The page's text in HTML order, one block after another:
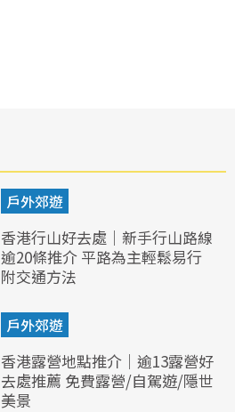
戶外郊遊
香港行山好去處｜新手行山路線
逾20條推介 平路為主輕鬆易行
附交通方法
戶外郊遊
香港露營地點推介｜逾13露營好
去處推薦 免費露營/自駕遊/隱世
美景